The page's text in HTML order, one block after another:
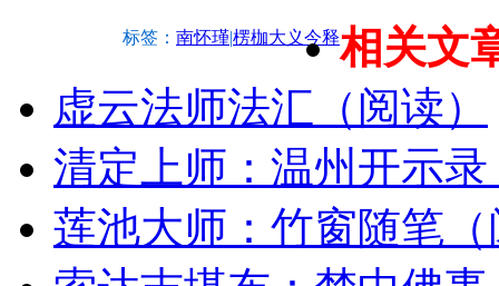
标签： 南怀瑾|楞枷大义今释相关文
虚云法师法汇（阅读）
清定上师：温州开示
莲池大师：竹窗随笔